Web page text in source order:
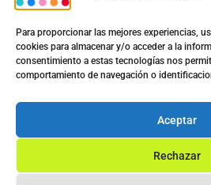
Para proporcionar las mejores experiencias,
cookies para almacenar y/o acceder a la
consentimiento a estas tecnologías nos
comportamiento de navegación o
Aceptar
Rechazar
Vestido Sra. A20055
7.00€